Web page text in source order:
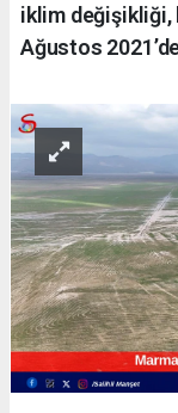
iklim değişikliği,
Ağustos